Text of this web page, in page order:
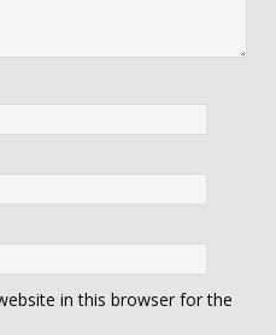
in this browser for the